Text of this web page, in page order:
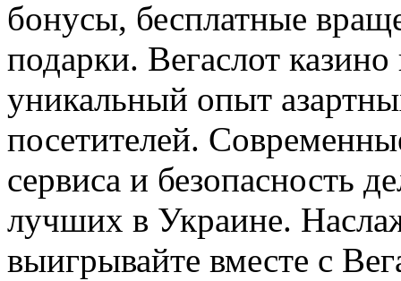
бонусы, бесплатные
подарки. Вегаслот
уникальный опыт
посетителей.
сервиса и безопасность
лучших в Украине.
выигрывайте вместе с